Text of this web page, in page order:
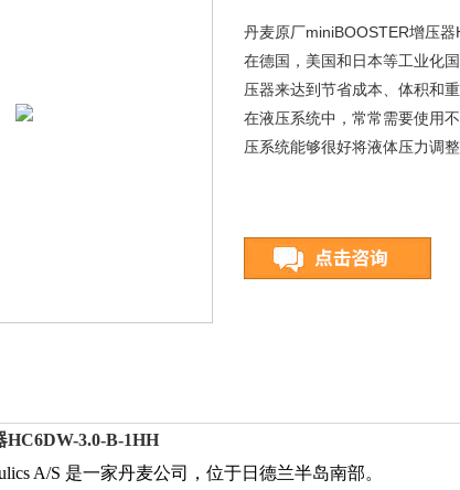
丹麦原厂miniBOOSTER增压
在德国，美国和日本等工业化
压器来达到节省成本、体积和重
在液压系统中，常常需要使用
压系统能够很好将液体压力调整
3.0-B-1HH
A/S 是一家丹麦公司，位于日德兰半岛南部。